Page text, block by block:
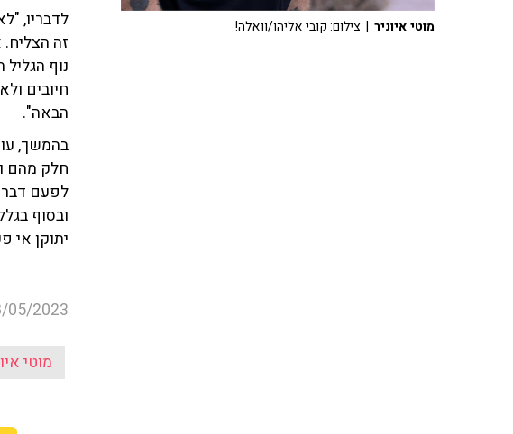
לדבריו,
זה
נוף
חיובים
הבאה".
בהמשך,
חלק מהם
לפעם
ובסוף
יתוקן אי
05/2023
מוטי
מוטי איוניר | צילום: קובי אליהו/וואלה!